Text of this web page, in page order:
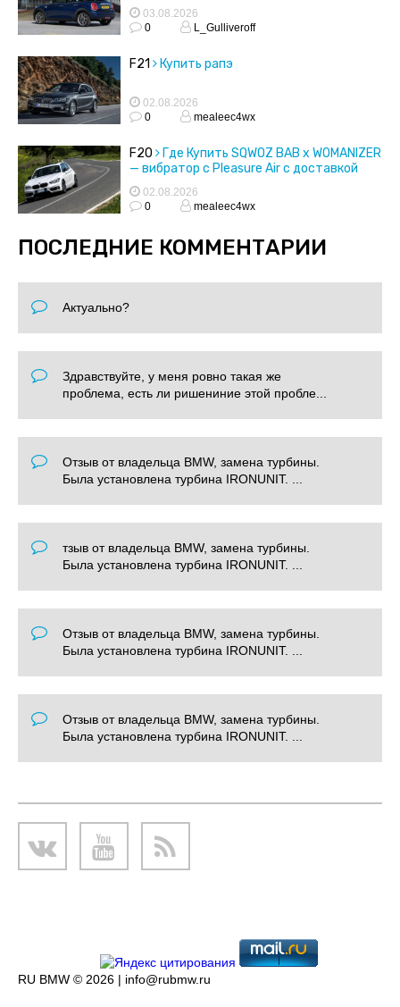
03.08.2026
0
L_Gulliveroff
F21 Купить рапэ
02.08.2026
0
mealeec4wx
F20
Где Купить SQWOZ BAB x WOMANIZER
— вибратор с Pleasure Air с доставкой
02.08.2026
0
mealeec4wx
ПОСЛЕДНИЕ КОММЕНТАРИИ
Актуально?
Здравствуйте, у меня ровно такая же
проблема, есть ли ришениние этой пробле...
Отзыв от владельца BMW, замена турбины.
Была установлена турбина IRONUNIT. ...
тзыв от владельца BMW, замена турбины.
Была установлена турбина IRONUNIT. ...
Отзыв от владельца BMW, замена турбины.
Была установлена турбина IRONUNIT. ...
Отзыв от владельца BMW, замена турбины.
Была установлена турбина IRONUNIT. ...
RU BMW © 2026 | info@rubmw.ru